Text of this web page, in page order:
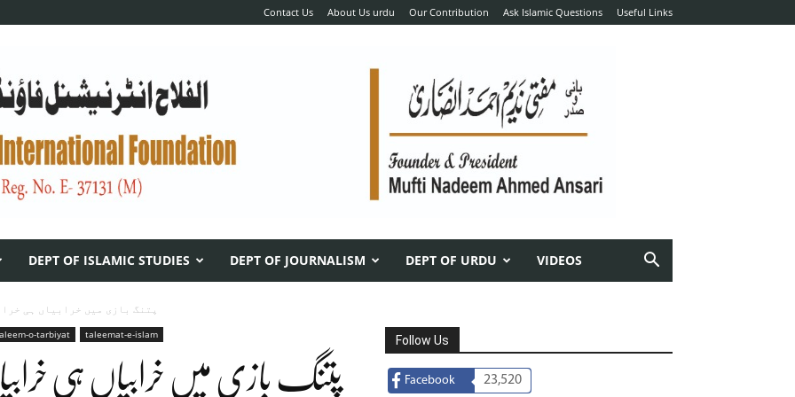
Contact Us About Us urdu Our Contribution Ask Islamic Questions Useful Links
DEPT OF ISLAMIC STUDIES DEPT OF JOURNALISM DEPT OF URDU VIDEOS
پتنگ بازی میں خرابیاں ہی
o-tarbiyat taleemat-e-islam
پتنگ بازی میں خرابیاں ہی
Follow Us
Facebook 23,520